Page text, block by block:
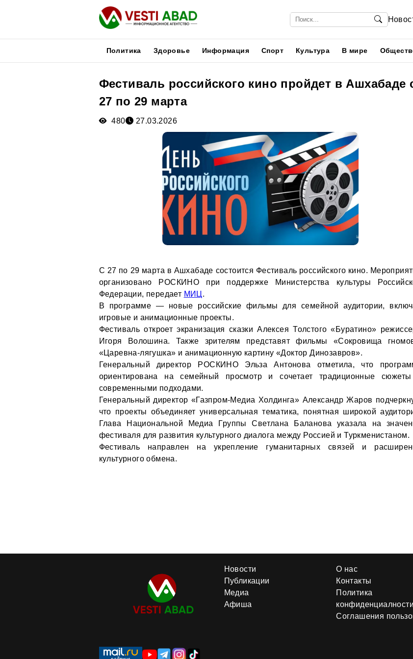
Политика Здоровье Информация Спорт Культура В мире
Фестиваль российского кино пройдет в Ашхабаде
27 по 29 марта
480 27.03.2026
С 27 по 29 марта в Ашхабаде состоится Фестиваль российского кино.
организовано РОСКИНО при поддержке Министерства культуры
Федерации, передает МИЦ .
В программе — новые российские фильмы для семейной аудитории,
игровые и анимационные проекты.
Фестиваль откроет экранизация сказки Алексея Толстого «Буратино»
Игоря Волошина. Также зрителям представят фильмы «Сокровища
«Царевна-лягушка» и анимационную картину «Доктор Динозавров».
Генеральный директор РОСКИНО Эльза Антонова отметила, что
ориентирована на семейный просмотр и сочетает традиционные
современными подходами.
Генеральный директор «Газпром-Медиа Холдинга» Александр Жаров
что проекты объединяет универсальная тематика, понятная широкой
Глава Национальной Медиа Группы Светлана Баланова указала на
фестиваля для развития культурного диалога между Россией и Туркменистаном.
Фестиваль направлен на укрепление гуманитарных связей и
культурного обмена.
Новости
Публикации
Медиа
Афиша
О нас
Контакты
Политика
конфиденциалности
Соглашения